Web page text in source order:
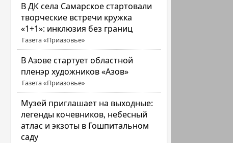
В ДК села Самарское стартовали
творческие встречи кружка
«1+1»: инклюзия без границ
Газета «Приазовье»
В Азове стартует областной
пленэр художников «Азов»
Газета «Приазовье»
Музей приглашает на выходные:
легенды кочевников, небесный
атлас и экзоты в Гошпитальном
саду